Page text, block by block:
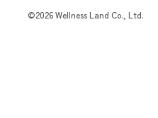
©2026 Wellness Land Co., Ltd.